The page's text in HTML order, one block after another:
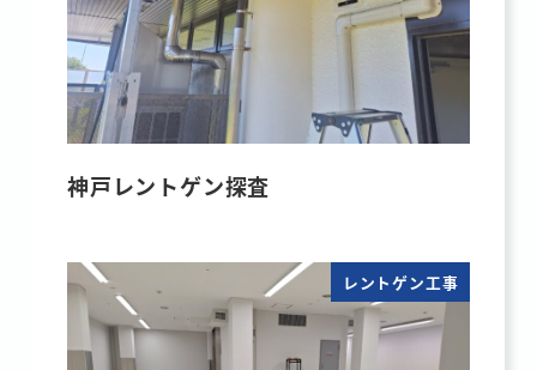
神戸レントゲン探査
レントゲン工事